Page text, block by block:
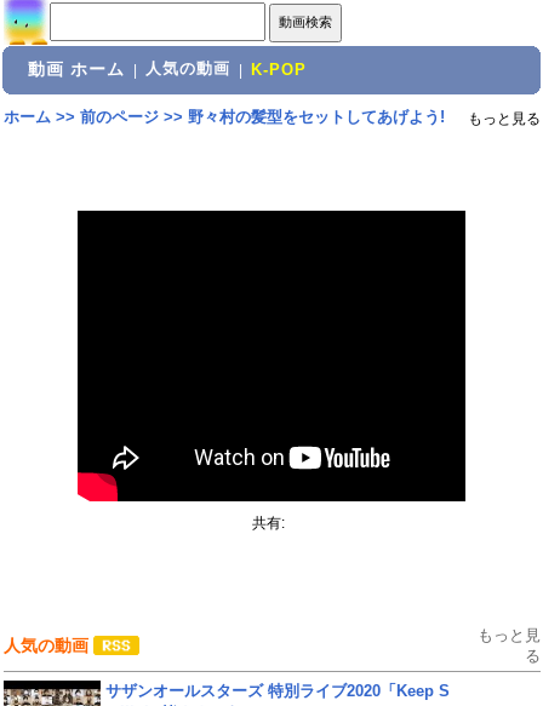
動画 ホーム 人気の動画 K-POP
ホーム>> 前のページ>> 野々村の髪型をセットしてあげよう! もっと見る
共有:
人気の動画
もっと見
る
サザンオールスターズ 特別ライブ2020「Keep S